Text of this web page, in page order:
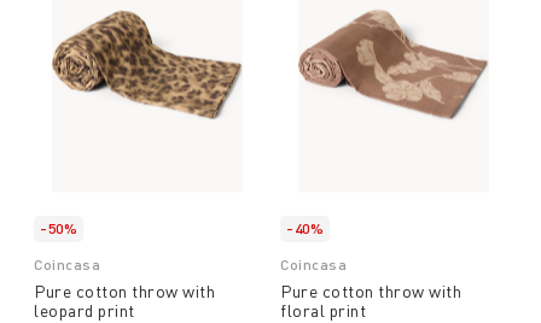
-50%
Coincasa
Pure cotton throw with
leopard print
-40%
Coincasa
Pure cotton throw with
floral print